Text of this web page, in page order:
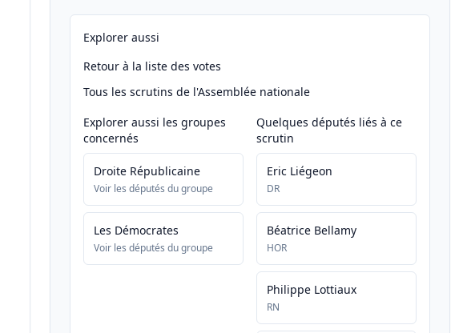
Explorer aussi
Retour à la liste des votes
Tous les scrutins de l'Assemblée nationale
Explorer aussi les groupes
concernés
Droite Républicaine
Voir les députés du groupe
Les Démocrates
Voir les députés du groupe
Quelques députés liés à ce
scrutin
Eric Liégeon
DR
Béatrice Bellamy
HOR
Philippe Lottiaux
RN